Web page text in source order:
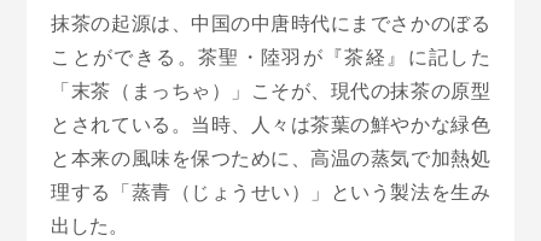
抹茶の起源は、中国の中唐時代にまでさかのぼる
ことができる。茶聖・陸羽が『茶経』に記した
「末茶（まっちゃ）」こそが、現代の抹茶の原型
とされている。当時、人々は茶葉の鮮やかな緑色
と本来の風味を保つために、高温の蒸気で加熱処
理する「蒸青（じょうせい）」という製法を生み
出した。